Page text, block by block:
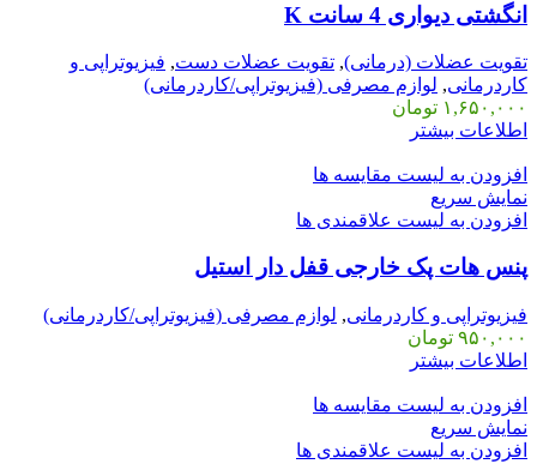
انگشتی دیواری 4 سانت K
تقویت عضلات (درمانی), تقویت عضلات دست, فیزیوتراپی و
کاردرمانی, لوازم مصرفی (فیزیوتراپی/کاردرمانی)
۱,۶۵۰,۰۰۰ تومان
اطلاعات بیشتر
افزودن به لیست مقایسه ها
نمایش سریع
افزودن به لیست علاقمندی ها
پنس هات پک خارجی قفل دار استیل
فیزیوتراپی و کاردرمانی, لوازم مصرفی (فیزیوتراپی/کاردرمانی)
۹۵۰,۰۰۰ تومان
اطلاعات بیشتر
افزودن به لیست مقایسه ها
نمایش سریع
افزودن به لیست علاقمندی ها